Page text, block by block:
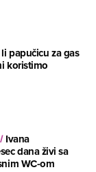
papučicu za gas
koristimo
/Ivana
dana živi sa
WC-om